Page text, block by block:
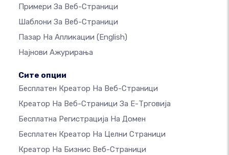
Примери За Веб-Страници
Шаблони За Веб-Страници
Пазар На Апликации (English)
Најнови Ажурирања
Сите опции
Бесплатен Креатор На Веб-Страници
Креатор На Веб-Страници За Е-Трговија
Бесплатна Регистрација На Домен
Бесплатен Креатор На Целни Страници
Креатор На Бизнис Веб-Страници